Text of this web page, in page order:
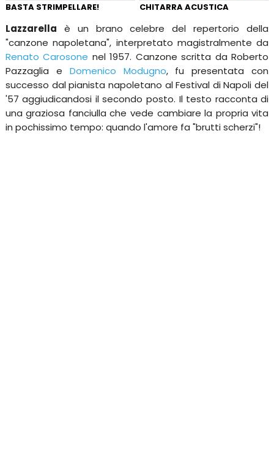
BASTA STRIMPELLARE! CHITARRA ACUSTICA
Lazzarella è un brano celebre del repertorio della
"canzone napoletana", interpretato magistralmente da
Renato Carosone nel 1957. Canzone scritta da Roberto
Pazzaglia e Domenico Modugno, fu presentata con
successo dal pianista napoletano al Festival di Napoli del
'57 aggiudicandosi il secondo posto. Il testo racconta di
una graziosa fanciulla che vede cambiare la propria vita
in pochissimo tempo: quando l'amore fa "brutti scherzi"!